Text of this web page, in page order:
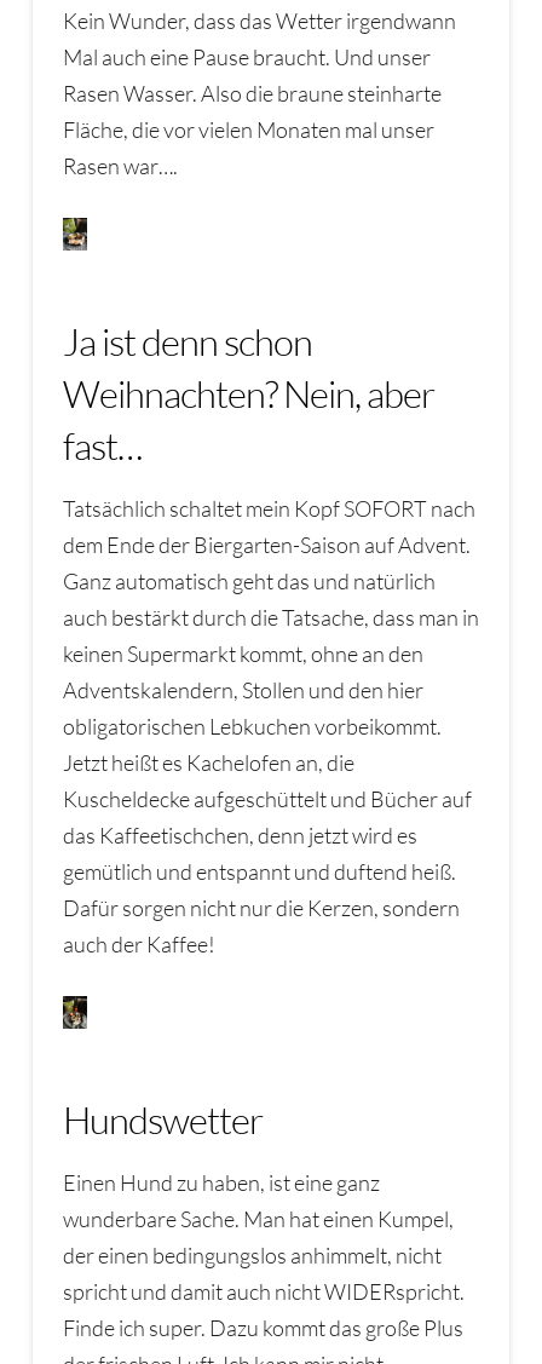
Kein Wunder, dass das Wetter irgendwann
Mal auch eine Pause braucht. Und unser
Rasen Wasser. Also die braune steinharte
Fläche, die vor vielen Monaten mal unser
Rasen war….
Ja ist denn schon
Weihnachten? Nein, aber
fast…
Tatsächlich schaltet mein Kopf SOFORT nach
dem Ende der Biergarten-Saison auf Advent.
Ganz automatisch geht das und natürlich
auch bestärkt durch die Tatsache, dass man in
keinen Supermarkt kommt, ohne an den
Adventskalendern, Stollen und den hier
obligatorischen Lebkuchen vorbeikommt.
Jetzt heißt es Kachelofen an, die
Kuscheldecke aufgeschüttelt und Bücher auf
das Kaffeetischchen, denn jetzt wird es
gemütlich und entspannt und duftend heiß.
Dafür sorgen nicht nur die Kerzen, sondern
auch der Kaffee!
Hundswetter
Einen Hund zu haben, ist eine ganz
wunderbare Sache. Man hat einen Kumpel,
der einen bedingungslos anhimmelt, nicht
spricht und damit auch nicht WIDERspricht.
Finde ich super. Dazu kommt das große Plus